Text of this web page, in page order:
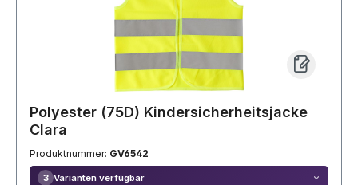
Polyester (75D) Kindersicherheitsjacke
Clara
Produktnummer: GV6542
3 Varianten verfügbar